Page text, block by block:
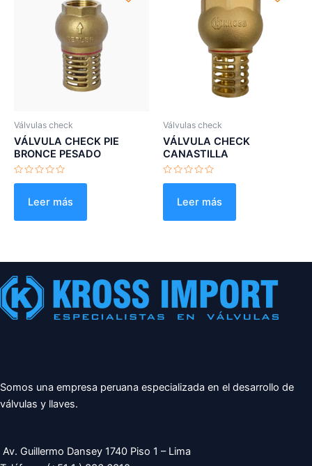
Válvulas check
VÁLVULA CHECK PIE
BRONCE PESADO
Valorado
Leer más
Válvulas check
VÁLVULA CHECK
CANASTILLA
Valorado
Leer más
Somos una empresa peruana especializada en el desarrollo de
válvulas y llaves.
Av. Guillermo Dansey 1740 Piso 1 – Lima